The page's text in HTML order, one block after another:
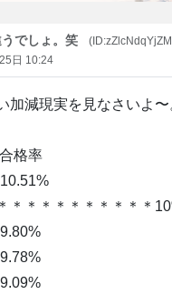
でしょ。笑
日 10:24
加減現実を見なさいよ
格率
＊＊＊＊＊＊＊＊＊＊